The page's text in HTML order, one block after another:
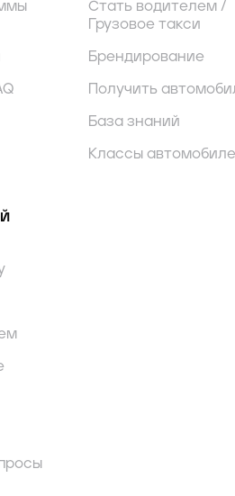
Стать водителем /
Грузовое такси
Брендирование
Получить
База знаний
Классы